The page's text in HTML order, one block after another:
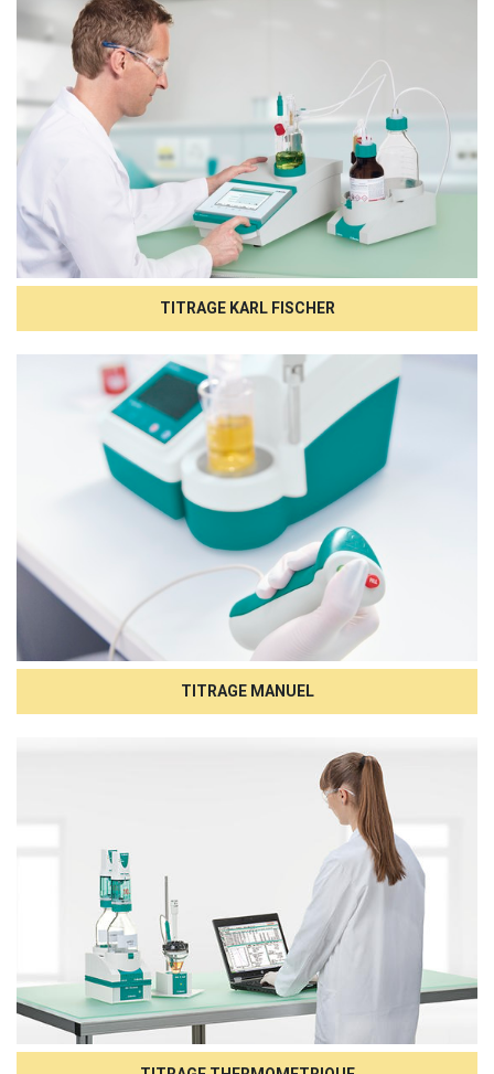
TITRAGE KARL FISCHER
TITRAGE MANUEL